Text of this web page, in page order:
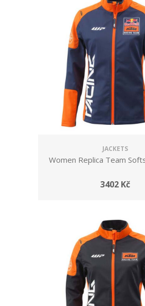
JACKETS
Women Replica Team
3402 Kč